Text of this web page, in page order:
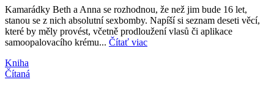
Kamarádky Beth a Anna se rozhodnou, že než jim bude 16 let,
stanou se z nich absolutní sexbomby. Napíší si seznam deseti věcí,
které by měly provést, včetně prodloužení vlasů či aplikace
samoopalovacího krému... Čítať viac
Kniha
Čítaná